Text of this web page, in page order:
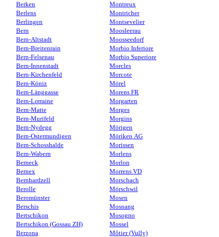
Berken
Berlens
Berlingen
Bern
Bern-Altstadt
Bern-Breitenrain
Bern-Felsenau
Bern-Innenstadt
Bern-Kirchenfeld
Bern-Köniz
Bern-Länggasse
Bern-Lorraine
Bern-Matte
Bern-Murifeld
Bern-Nydegg
Bern-Ostermundigen
Bern-Schosshalde
Bern-Wabern
Berneck
Bernex
Bernhardzell
Berolle
Beromünster
Berschis
Bertschikon
Bertschikon (Gossau ZH)
Berzona
Montreux
Montricher
Montsevelier
Moosleerau
Moosseedorf
Morbio Inferiore
Morbio Superiore
Morcles
Morcote
Mörel
Morens FR
Morgarten
Morges
Morgins
Mörigen
Möriken AG
Morissen
Morlens
Morlon
Morrens VD
Morschach
Mörschwil
Mosen
Mosnang
Mosogno
Mossel
Môtier (Vully)